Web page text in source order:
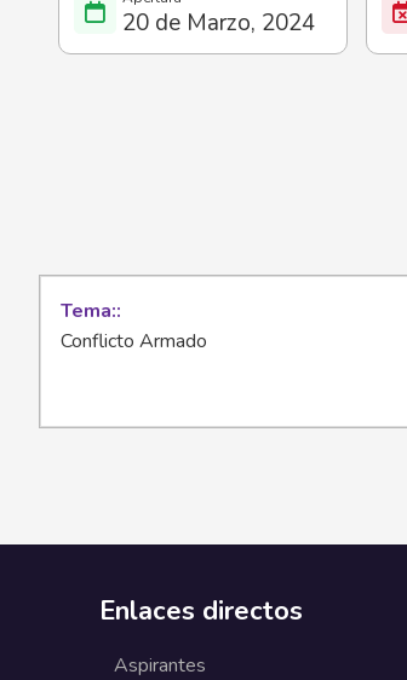
20 de Marzo, 2024
Tema:
Conflicto Armado
Enlaces directos
Aspirantes